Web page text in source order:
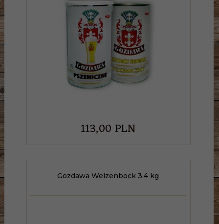
113,00PLN
Gozdawa Weizenbock 3,4 kg